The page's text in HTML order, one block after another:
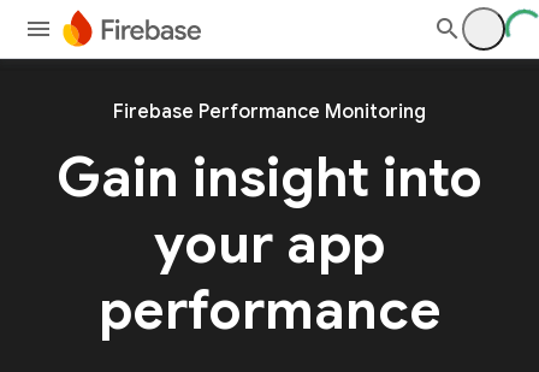
Firebase Performance Monitoring
Gain insight into
your app
performance